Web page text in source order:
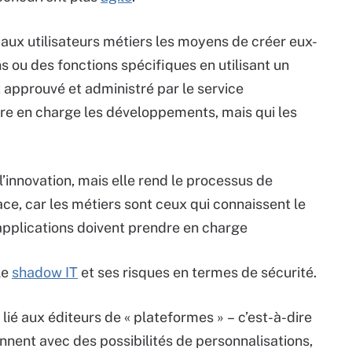
utilisateurs métiers les moyens de créer eux-
ou des fonctions spécifiques en utilisant un
et administré par le service
en charge les développements, mais qui les
mais elle rend le processus de
car les métiers sont ceux qui connaissent le
doivent prendre en charge
shadow IT et ses risques en termes de sécurité.
aux éditeurs de « plateformes » – c’est-à-dire
avec des possibilités de personnalisations,